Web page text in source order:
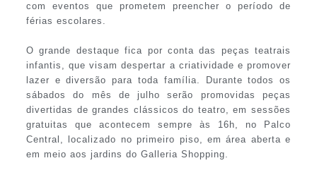
com eventos que prometem preencher o período de
férias escolares.
O grande destaque fica por conta das peças teatrais
infantis, que visam despertar a criatividade e promover
lazer e diversão para toda família. Durante todos os
sábados do mês de julho serão promovidas peças
divertidas de grandes clássicos do teatro, em sessões
gratuitas que acontecem sempre às 16h, no Palco
Central, localizado no primeiro piso, em área aberta e
em meio aos jardins do Galleria Shopping.